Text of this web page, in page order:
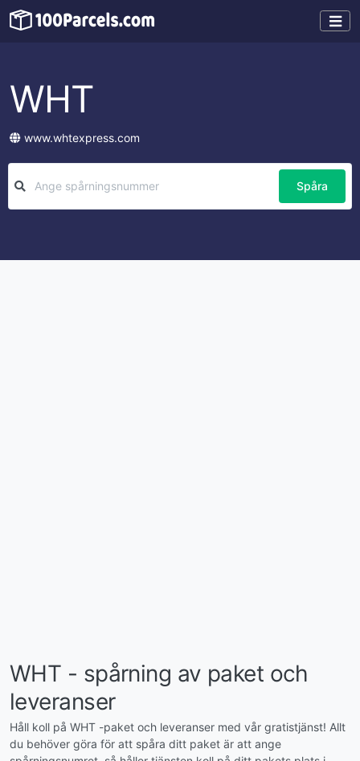
WHT
www.whtexpress.com
Spåra
WHT - spårning av paket och
leveranser
Håll koll på WHT -paket och leveranser med vår gratistjänst! Allt
du behöver göra för att spåra ditt paket är att ange